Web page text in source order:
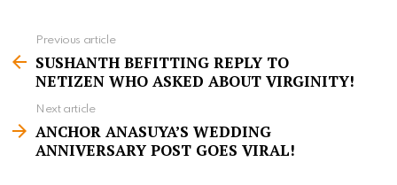
e
m
Previous article
SUSHANTH BEFITTING REPLY TO
NETIZEN WHO ASKED ABOUT VIRGINITY!
Next article
ANCHOR ANASUYA’S WEDDING
ANNIVERSARY POST GOES VIRAL!